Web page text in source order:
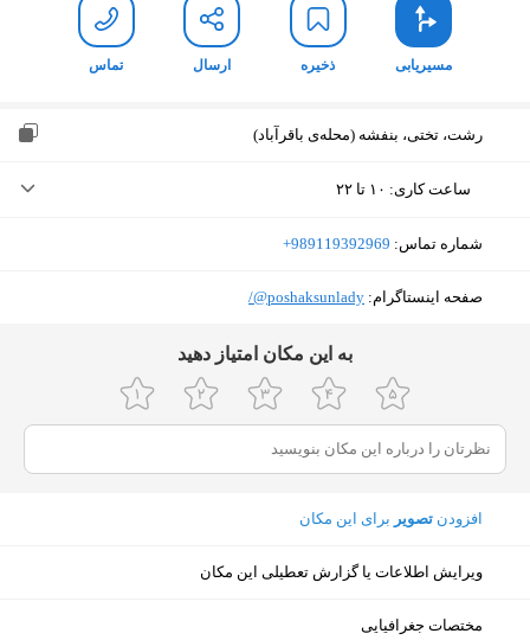
مسیریابی ذخیره ارسال تماس
رشت، تختی، بنفشه (محله‌ی باقرآباد)
ساعت کاری: ۱۰ تا ۲۲
پنجشنبه ۱۰ تا ۲۲
شماره تماس: ‎+989119392969
صفحه اینستاگرام: ‎@poshaksunlady/
ﺑﻪ اﯾﻦ ﻣﮑﺎن اﻣﺘﯿﺎز دﻫﯿﺪ
افزودن تصویر برای این مکان
ویرایش اطلاعات یا گزارش تعطیلی این مکان
مختصات جغرافیایی